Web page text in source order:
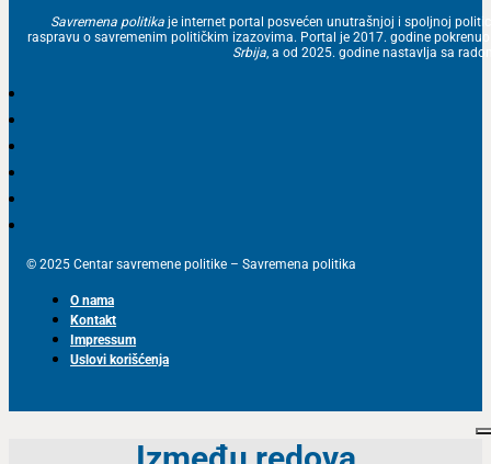
Savremena politika je internet portal posvećen unutrašnjoj i spoljnoj
raspravu o savremenim političkim izazovima. Portal je 2017. godine
Srbija, a od 2025. godine nastavlja sa
© 2025 Centar savremene politike – Savremena politika
O nama
Kontakt
Impressum
Uslovi korišćenja